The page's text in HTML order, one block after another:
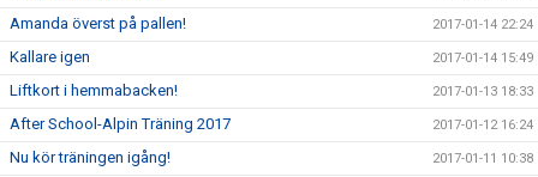
Amanda överst på pallen! 2017-01-14 22:24
Kallare igen 2017-01-14 15:49
Liftkort i hemmabacken! 2017-01-13 18:33
After School-Alpin Träning 2017 2017-01-12 16:24
Nu kör träningen igång! 2017-01-11 10:38